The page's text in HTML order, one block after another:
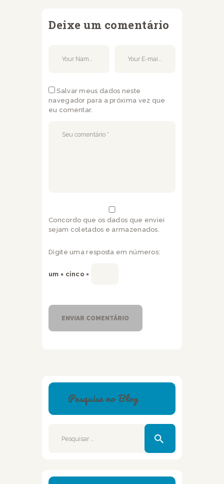
Deixe um comentário
Salvar meus dados neste
navegador para a próxima vez que
eu comentar.
Concordo que os dados que enviei
sejam coletados e armazenados.
Digite uma resposta em números:
um × cinco =
Pesquise no Blog